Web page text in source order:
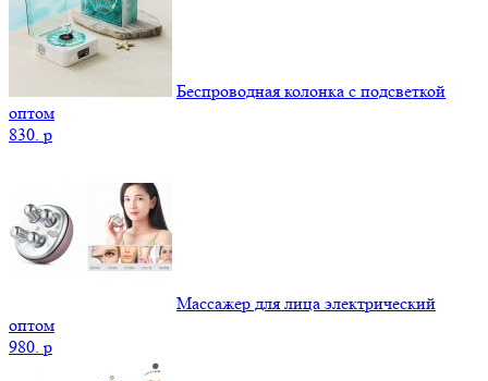
Беспроводная колонка с подсветкой
оптом
830. p
Массажер для лица электрический
оптом
980. p